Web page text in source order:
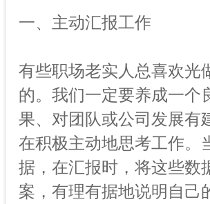
一、主动汇报工作
有些职场老实人总喜欢光
的。我们一定要养成一个
果、对团队或公司发展有
在积极主动地思考工作。
据，在汇报时，将这些数
案，有理有据地说明自己